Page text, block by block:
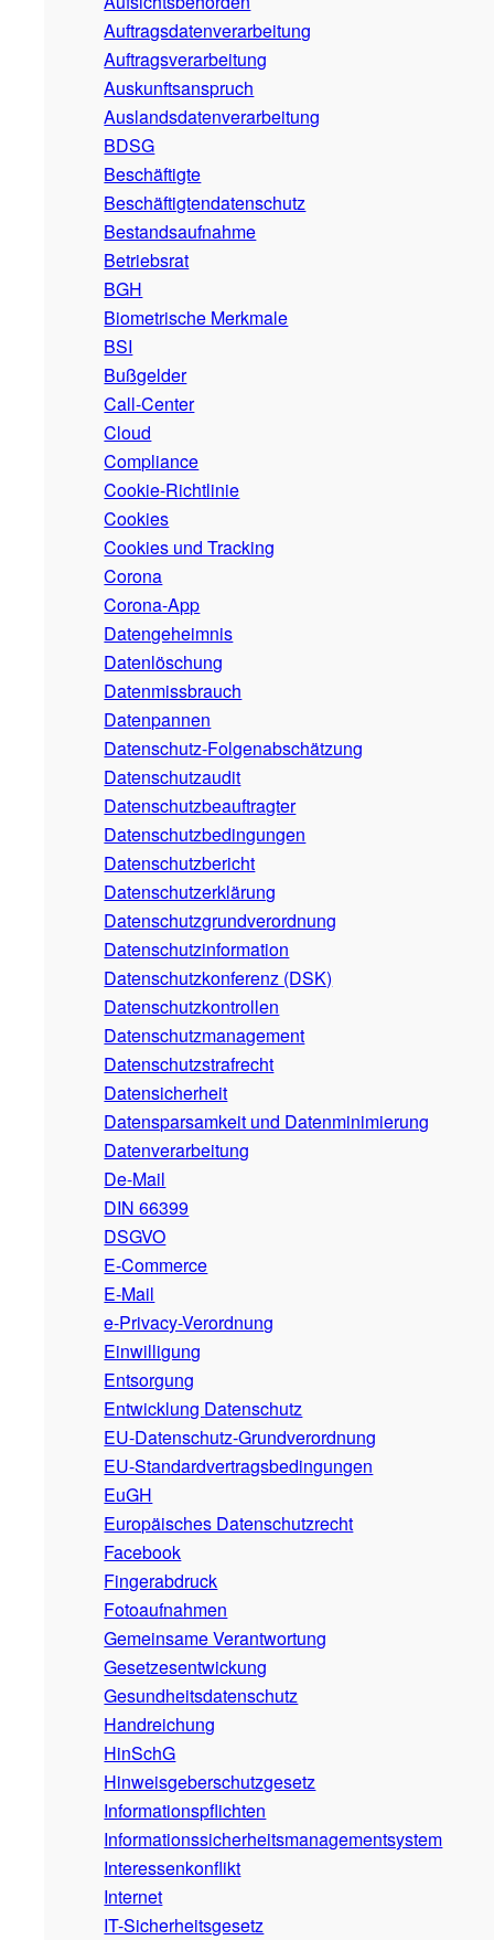
Auftragsdatenverarbeitung
Auftragsverarbeitung
Auskunftsanspruch
Auslandsdatenverarbeitung
BDSG
Beschäftigte
Beschäftigtendatenschutz
Bestandsaufnahme
Betriebsrat
BGH
Biometrische Merkmale
BSI
Bußgelder
Call-Center
Cloud
Compliance
Cookie-Richtlinie
Cookies
Cookies und Tracking
Corona
Corona-App
Datengeheimnis
Datenlöschung
Datenmissbrauch
Datenpannen
Datenschutz-Folgenabschätzung
Datenschutzaudit
Datenschutzbeauftragter
Datenschutzbedingungen
Datenschutzbericht
Datenschutzerklärung
Datenschutzgrundverordnung
Datenschutzinformation
Datenschutzkonferenz (DSK)
Datenschutzkontrollen
Datenschutzmanagement
Datenschutzstrafrecht
Datensicherheit
Datensparsamkeit und Datenminimierung
Datenverarbeitung
De-Mail
DIN 66399
DSGVO
E-Commerce
E-Mail
e-Privacy-Verordnung
Einwilligung
Entsorgung
Entwicklung Datenschutz
EU-Datenschutz-Grundverordnung
EU-Standardvertragsbedingungen
EuGH
Europäisches Datenschutzrecht
Facebook
Fingerabdruck
Fotoaufnahmen
Gemeinsame Verantwortung
Gesetzesentwickung
Gesundheitsdatenschutz
Handreichung
HinSchG
Hinweisgeberschutzgesetz
Informationspflichten
Informationssicherheitsmanagementsystem
Interessenkonflikt
Internet
IT-Sicherheitsgesetz